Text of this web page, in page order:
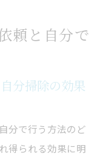
頼と自分で
分掃除の効果
分で行う方法のど
得られる効果に明